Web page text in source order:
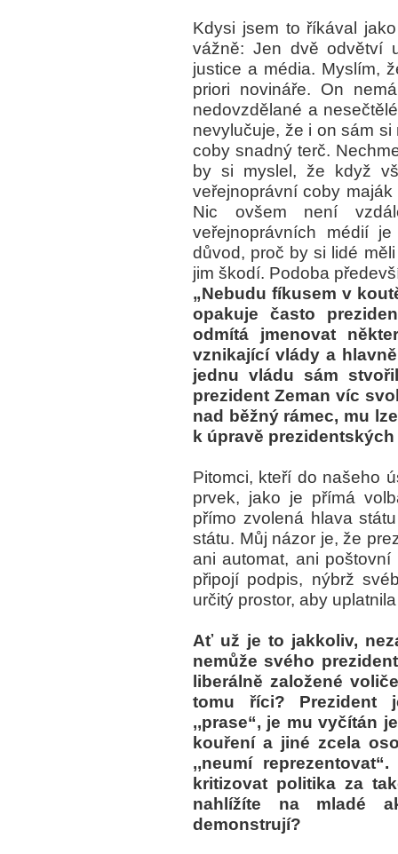
Kdysi jsem to říkával
vážně: Jen dvě odvětví
justice a média. Myslím,
priori novináře. On
nedovzdělané a
nevylučuje, že i on sám
coby snadný terč.
by si myslel, že když
veřejnoprávní coby
Nic ovšem není
veřejnoprávních médií
důvod, proč by si lidé
jim škodí. Podoba
„Nebudu fíkusem v
opakuje často
odmítá jmenovat
vznikající vlády a
jednu vládu sám
prezident Zeman víc
nad běžný rámec, mu
k úpravě
Pitomci, kteří do našeho
prvek, jako je přímá
přímo zvolená hlava
státu. Můj názor je, že
ani automat, ani
připojí podpis, nýbrž
určitý prostor, aby
Ať už je to jakkoliv,
nemůže svého
liberálně založené
tomu říci? Prezident
,,prase“, je mu vyčítán
kouření a jiné zcela
,,neumí
kritizovat politika za
nahlížíte na mladé
demonstrují?